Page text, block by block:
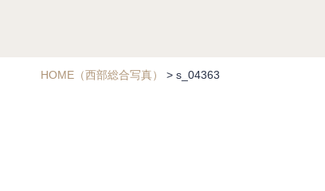
HOME （西部総合写真） > s_04363